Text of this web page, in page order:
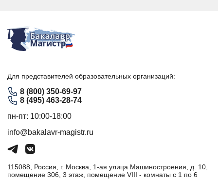
Для представителей образовательных организаций:
8 (800) 350-69-97
8 (495) 463-28-74
пн-пт: 10:00-18:00
info@bakalavr-magistr.ru
115088, Россия, г. Москва, 1-ая улица Машиностроения, д. 10,
помещение 306, 3 этаж, помещение VIII - комнаты с 1 по 6